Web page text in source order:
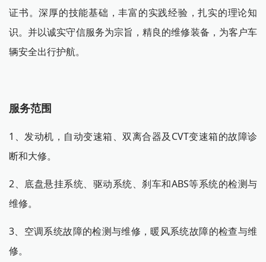
证书。深厚的技能基础，丰富的实践经验，扎实的理论知
识。并以诚实守信服务为宗旨，精良的维修装备，为客户车
辆安全出行护航。
服务范围
1、发动机，自动变速箱、双离合器及CVT变速箱的故障诊
断和大修。
2、底盘悬挂系统、驱动系统、刹车和ABS等系统的检测与
维修。
3、空调系统故障的检测与维修，暖风系统故障的检查与维
修。